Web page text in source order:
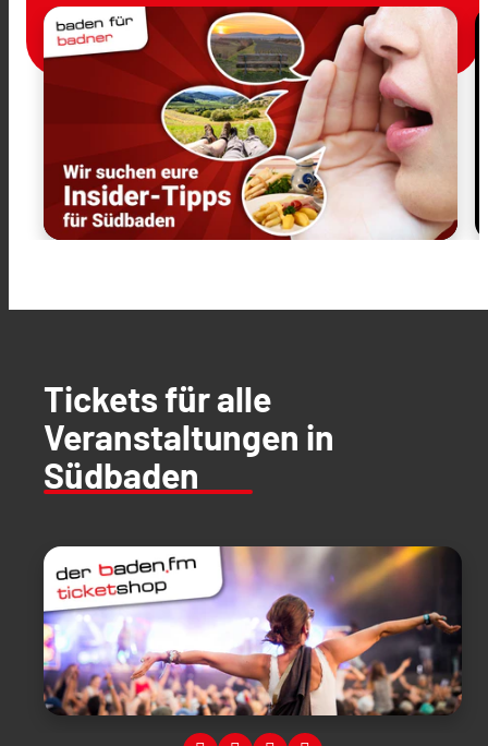
Tickets für alle
Veranstaltungen in
Südbaden